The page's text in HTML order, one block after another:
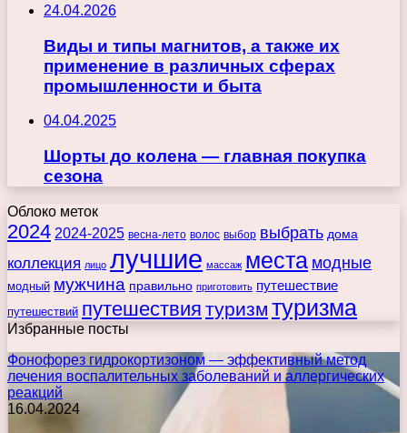
24.04.2026
Виды и типы магнитов, а также их
применение в различных сферах
промышленности и быта
04.04.2025
Шорты до колена — главная покупка
сезона
Облоко меток
2024 2024-2025 весна-лето волос выбор выбрать дома
коллекция лицо лучшие массаж места модные
модный мужчина правильно приготовить путешествие
путешествий путешествия туризм туризма
Избранные посты
Фонофорез гидрокортизоном — эффективный метод
лечения воспалительных заболеваний и аллергических
реакций
16.04.2024